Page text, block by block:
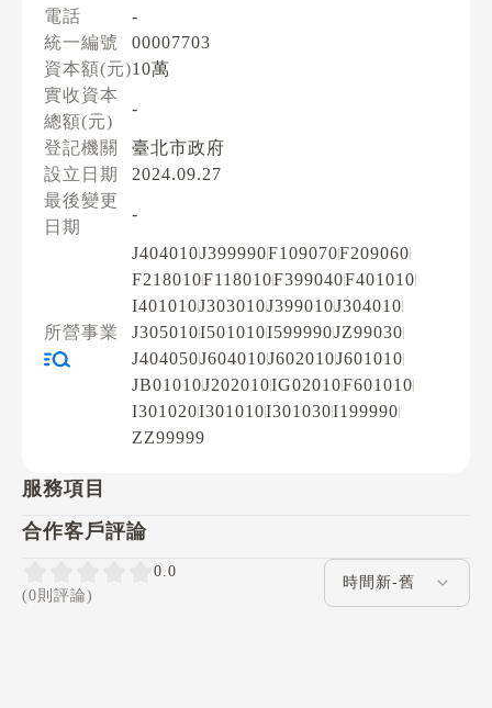
電話
-
統一編號
00007703
資本額(元)10萬
實收資本
總額(元)
-
登記機關
臺北市政府
設立日期
2024.09.27
最後變更
日期
-
所營事業
J404010J399990F109070F209060
F218010F118010F399040F401010
I401010J303010J399010J304010
J305010I501010I599990JZ99030
J404050J604010J602010J601010
JB01010J202010IG02010F601010
I301020I301010I301030I199990
ZZ99999
服務項目
合作客戶評論
0.0
(0則評論)
評論排序